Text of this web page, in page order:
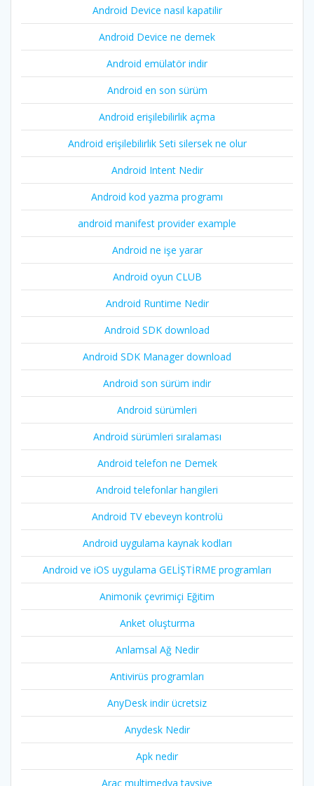
Android Device nasıl kapatilir
Android Device ne demek
Android emülatör indir
Android en son sürüm
Android erişilebilirlik açma
Android erişilebilirlik Seti silersek ne olur
Android Intent Nedir
Android kod yazma programı
android manifest provider example
Android ne işe yarar
Android oyun CLUB
Android Runtime Nedir
Android SDK download
Android SDK Manager download
Android son sürüm indir
Android sürümleri
Android sürümleri sıralaması
Android telefon ne Demek
Android telefonlar hangileri
Android TV ebeveyn kontrolü
Android uygulama kaynak kodları
Android ve iOS uygulama GELİŞTİRME programları
Animonik çevrimiçi Eğitim
Anket oluşturma
Anlamsal Ağ Nedir
Antivirüs programları
AnyDesk indir ücretsiz
Anydesk Nedir
Apk nedir
Araç multimedya tavsiye